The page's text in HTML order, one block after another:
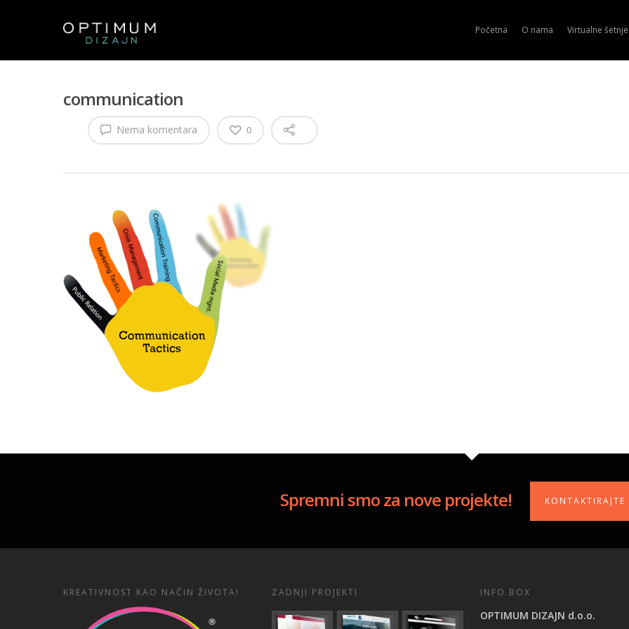
Početna O nama Virtualne šetnje
communication
Nema komentara 0
Spremni smo za nove projekte! KONTAKTIRAJTE
KREATIVNOST KAO NAČIN ŽIVOTA! ZADNJI PROJEKTI INFO BOX
OPTIMUM DIZAJN d.o.o.